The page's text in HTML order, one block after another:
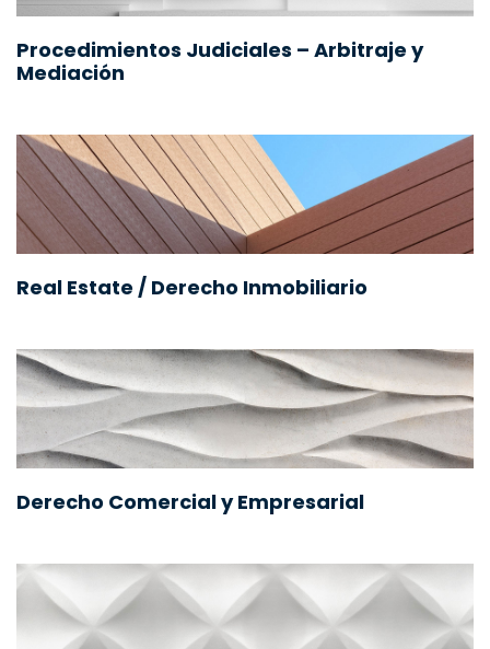
Procedimientos Judiciales – Arbitraje y
Mediación
Real Estate / Derecho Inmobiliario
Derecho Comercial y Empresarial